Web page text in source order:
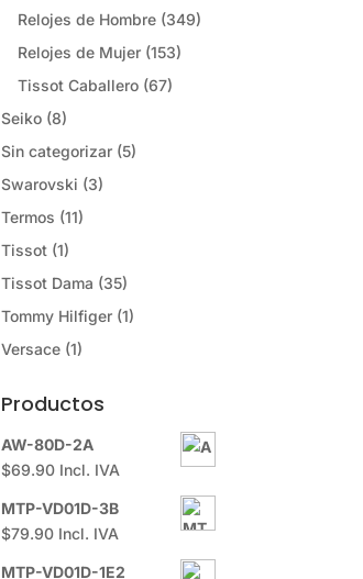
Relojes de Hombre (349)
Relojes de Mujer (153)
Tissot Caballero (67)
Seiko (8)
Sin categorizar (5)
Swarovski (3)
Termos (11)
Tissot (1)
Tissot Dama (35)
Tommy Hilfiger (1)
Versace (1)
Productos
AW-80D-2A
$69.90 Incl. IVA
MTP-VD01D-3B
$79.90 Incl. IVA
MTP-VD01D-1E2